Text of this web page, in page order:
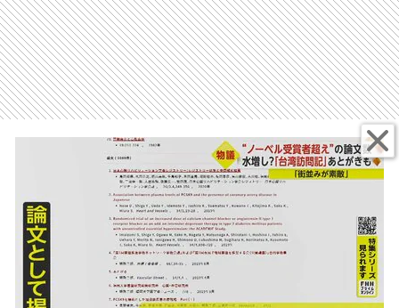
文”仰天内容 学会報告あとがきに「街並みが
素敵」…水増し疑惑の大学トップ直撃